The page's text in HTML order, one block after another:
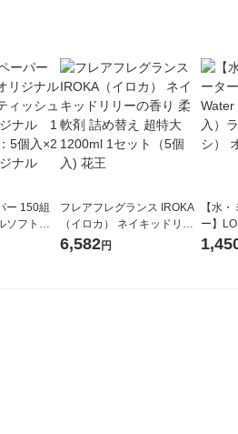
ー 150組
ソフトパ
ィオナ オ
フレアフレグランス IROKA
（イロカ） ネイキッドリリ
ーの香り 柔軟剤 詰め替え 超
6,582円
【水
ー】
1箱（